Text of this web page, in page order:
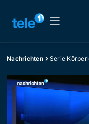
Nachrichten Serie